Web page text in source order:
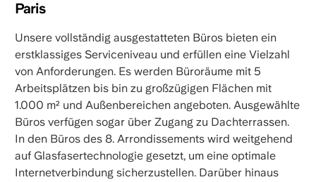
Paris
Unsere vollständig ausgestatteten Büros bieten ein
erstklassiges Serviceniveau und erfüllen eine Vielzahl
von Anforderungen. Es werden Büroräume mit 5
Arbeitsplätzen bis bin zu großzügigen Flächen mit
1.000 m² und Außenbereichen angeboten. Ausgewählte
Büros verfügen sogar über Zugang zu Dachterrassen.
In den Büros des 8. Arrondissements wird weitgehend
auf Glasfasertechnologie gesetzt, um eine optimale
Internetverbindung sicherzustellen. Darüber hinaus